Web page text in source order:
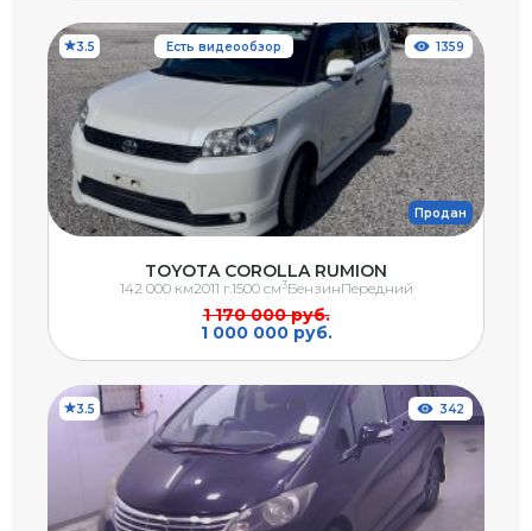
3.5 Есть видеообзор
Продан
1359
TOYOTA COROLLA RUMION
1 170 000 руб.
1 000 000 руб.
142 000 км2011 г.1500 см3БензинПередний
3.5 342